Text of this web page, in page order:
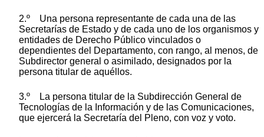
2.º Una persona representante de cada una de las
Secretarías de Estado y de cada uno de los organismos y
entidades de Derecho Público vinculados o
dependientes del Departamento, con rango, al menos, de
Subdirector general o asimilado, designados por la
persona titular de aquéllos.
3.º La persona titular de la Subdirección General de
Tecnologías de la Información y de las Comunicaciones,
que ejercerá la Secretaría del Pleno, con voz y voto.